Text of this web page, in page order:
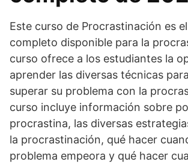
Este curso de Procrastinación es
completo disponible para la
curso ofrece a los estudiantes la
aprender las diversas técnicas
superar su problema con la
curso incluye información sobre
procrastina, las diversas
la procrastinación, qué hacer
problema empeora y qué hacer